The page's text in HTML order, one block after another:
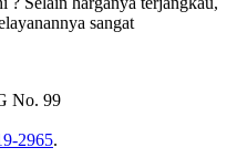
sangat
No. 99
2965.